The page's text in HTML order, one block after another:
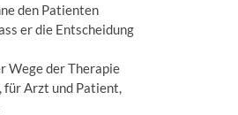
den Patienten
er die Entscheidung
Wege der Therapie
Arzt und Patient,